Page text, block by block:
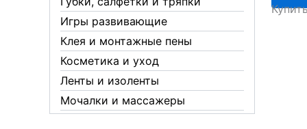
Игры развивающие
Клея и монтажные пены
Косметика и уход
Ленты и изоленты
Мочалки и массажеры
/RELAX/